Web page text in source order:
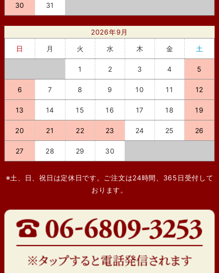
30 31
2026年9月
日
月 火 水 木 金 土
1 2 3 4 5
6 7 8 9 10 11 12
13 14 15 16 17 18 19
20 21 22 23 24 25 26
27 28 29 30
※土、日、祝日は定休日です。ご注文は24時間、365日受付して
おります。